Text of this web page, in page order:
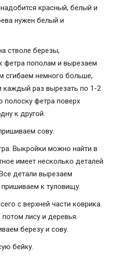
красный, белый и
нужен белый и
стволе березы,
фетра пополам и вырезаем
сгибаем немного больше,
каждый раз вырезать по 1-2
полоску фетра поверх
к другой.
сову.
Выкройки можно найти в
имеет несколько деталей
детали вырезаем
к туловищу.
с верхней части коврика.
лису и деревья.
березу и сову.
бейку.